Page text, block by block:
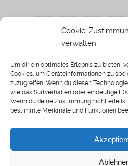
Cookie-
verwalten
Um dir ein optimales Erlebnis zu bieten,
Cookies, um Geräteinformationen zu
zuzugreifen. Wenn du diesen
wie das Surfverhalten oder eindeutige
Wenn du deine Zustimmung nicht
bestimmte Merkmale und Funktionen